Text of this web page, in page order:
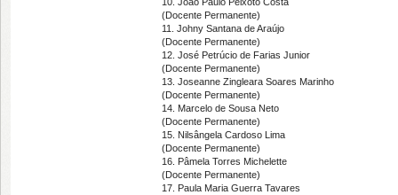
(Docente Permanente)
11. Johny Santana de Araújo
(Docente Permanente)
12. José Petrúcio de Farias Junior
(Docente Permanente)
13. Joseanne Zingleara Soares Marinho
(Docente Permanente)
14. Marcelo de Sousa Neto
(Docente Permanente)
15. Nilsângela Cardoso Lima
(Docente Permanente)
16. Pâmela Torres Michelette
(Docente Permanente)
17. Paula Maria Guerra Tavares